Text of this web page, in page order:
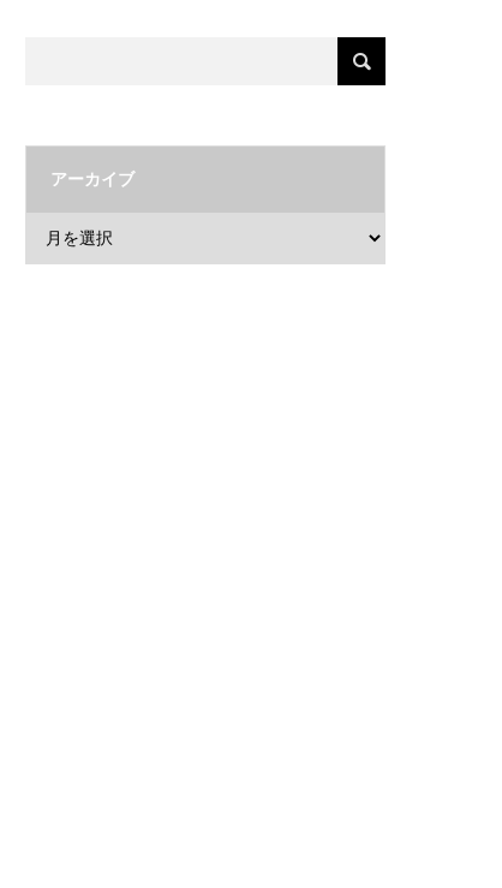
アーカイブ